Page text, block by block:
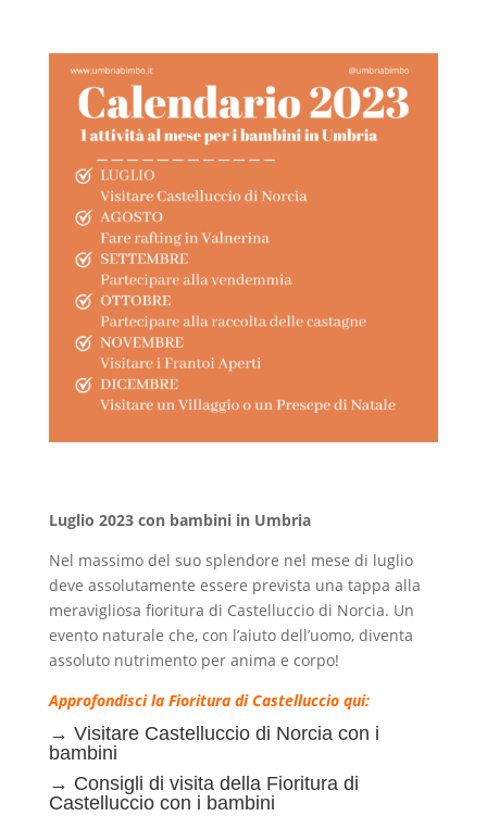
Luglio 2023 con bambini in Umbria
Nel massimo del suo splendore nel mese di luglio
deve assolutamente essere prevista una tappa alla
meravigliosa fioritura di Castelluccio di Norcia. Un
evento naturale che, con l’aiuto dell’uomo, diventa
assoluto nutrimento per anima e corpo!
Approfondisci la Fioritura di Castelluccio qui:
→ Visitare Castelluccio di Norcia con i
bambini
→ Consigli di visita della Fioritura di
Castelluccio con i bambini